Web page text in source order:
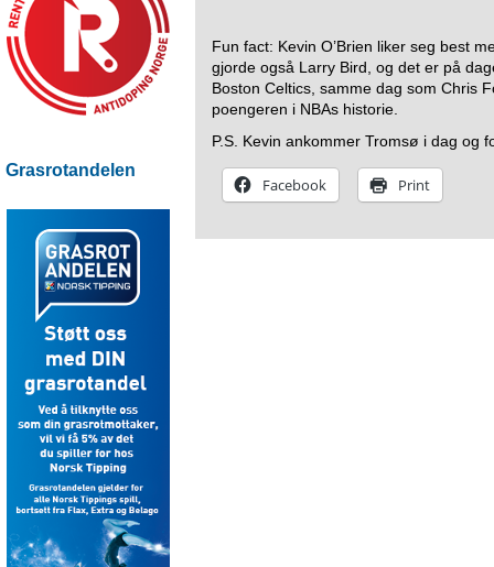
Grasrotandelen
Fun fact: Kevin O’Brien liker seg best
gjorde også Larry Bird, og det er på
Boston Celtics, samme dag som Chris
poengeren i NBAs historie.
P.S. Kevin ankommer Tromsø i dag og
Facebook Print